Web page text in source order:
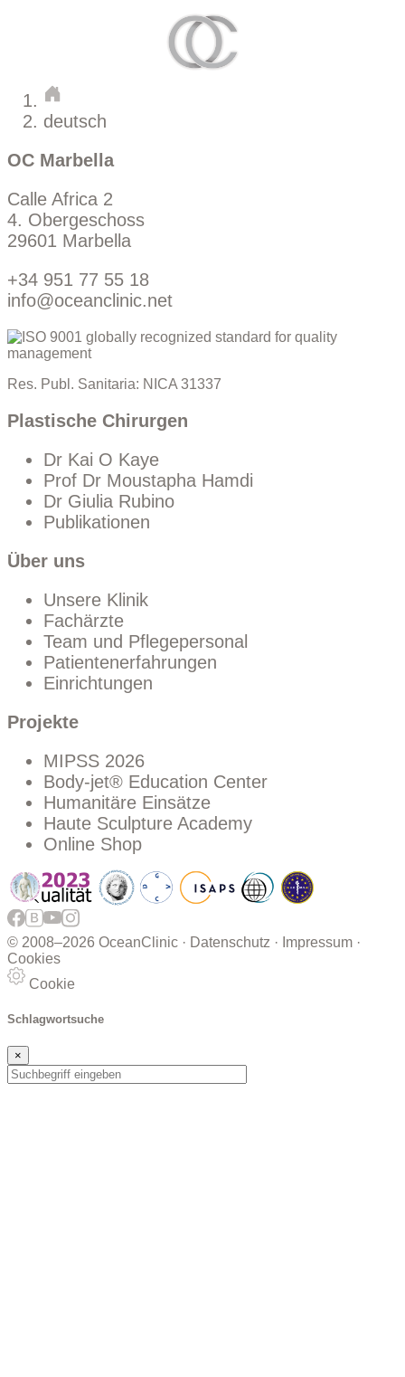
deutsch
OC Marbella
Calle Africa 2
4. Obergeschoss
29601 Marbella
+34 951 77 55 18
info@oceanclinic.net
Res. Publ. Sanitaria: NICA 31337
Plastische Chirurgen
Dr Kai O Kaye
Prof Dr Moustapha Hamdi
Dr Giulia Rubino
Publikationen
Über uns
Unsere Klinik
Fachärzte
Team und Pflegepersonal
Patientenerfahrungen
Einrichtungen
Projekte
MIPSS 2026
Body-jet® Education Center
Humanitäre Einsätze
Haute Sculpture Academy
Online Shop
© 2008–2026 OceanClinic · Datenschutz · Impressum ·
Cookies
Cookie
Schlagwortsuche
×